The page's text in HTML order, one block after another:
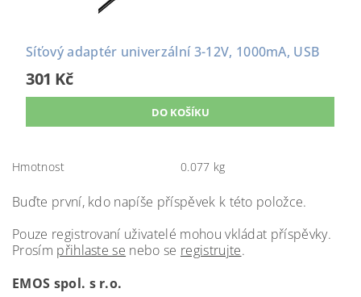
Síťový adaptér univerzální 3-12V, 1000mA, USB
301 Kč
Hmotnost 0.077 kg
Buďte první, kdo napíše příspěvek k této položce.
Pouze registrovaní uživatelé mohou vkládat příspěvky.
Prosím přihlaste se nebo se registrujte.
EMOS spol. s r.o.